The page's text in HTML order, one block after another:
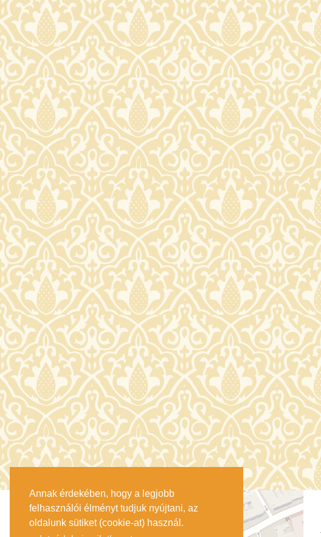
Annak érdekében, hogy a legjobb
felhasználói élményt tudjuk nyújtani, az
oldalunk sütiket (cookie-at) használ.